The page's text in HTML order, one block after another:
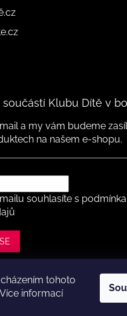
tohoto
informací
Klubu Dítě v
a my vám budeme
na našem e-shopu.
souhlasíte s
Upravit nastavení